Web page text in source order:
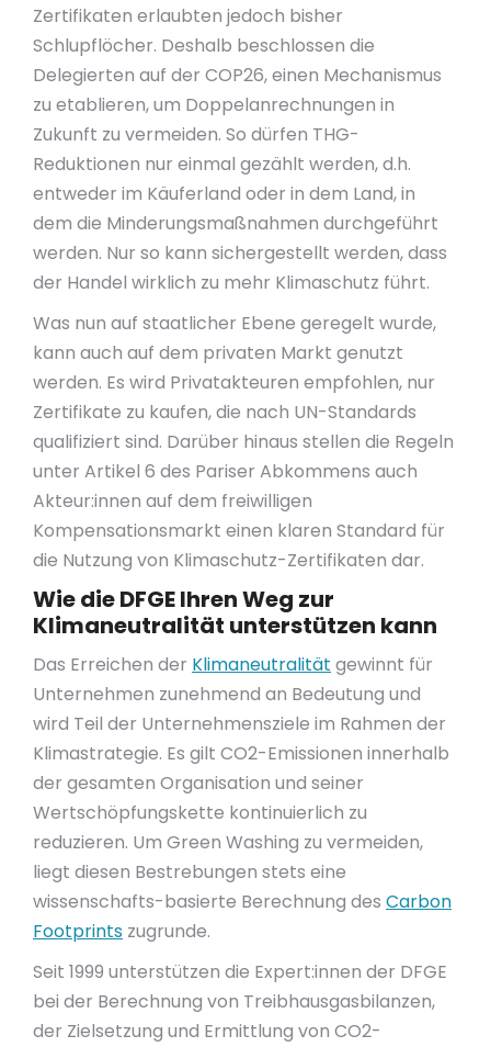
Zertifikaten erlaubten jedoch bisher
Schlupflöcher. Deshalb beschlossen die
Delegierten auf der COP26, einen Mechanismus
zu etablieren, um Doppelanrechnungen in
Zukunft zu vermeiden. So dürfen THG-
Reduktionen nur einmal gezählt werden, d.h.
entweder im Käuferland oder in dem Land, in
dem die Minderungsmaßnahmen durchgeführt
werden. Nur so kann sichergestellt werden, dass
der Handel wirklich zu mehr Klimaschutz führt.
Was nun auf staatlicher Ebene geregelt wurde,
kann auch auf dem privaten Markt genutzt
werden. Es wird Privatakteuren empfohlen, nur
Zertifikate zu kaufen, die nach UN-Standards
qualifiziert sind. Darüber hinaus stellen die Regeln
unter Artikel 6 des Pariser Abkommens auch
Akteur:innen auf dem freiwilligen
Kompensationsmarkt einen klaren Standard für
die Nutzung von Klimaschutz-Zertifikaten dar.
Wie die DFGE Ihren Weg zur
Klimaneutralität unterstützen kann
Das Erreichen der Klimaneutralität gewinnt für
Unternehmen zunehmend an Bedeutung und
wird Teil der Unternehmensziele im Rahmen der
Klimastrategie. Es gilt CO2-Emissionen innerhalb
der gesamten Organisation und seiner
Wertschöpfungskette kontinuierlich zu
reduzieren. Um Green Washing zu vermeiden,
liegt diesen Bestrebungen stets eine
wissenschafts-basierte Berechnung des Carbon
Footprints zugrunde.
Seit 1999 unterstützen die Expert:innen der DFGE
bei der Berechnung von Treibhausgasbilanzen,
der Zielsetzung und Ermittlung von CO2-